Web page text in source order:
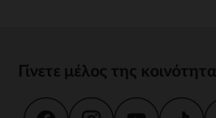
Γίνετε μέλος της